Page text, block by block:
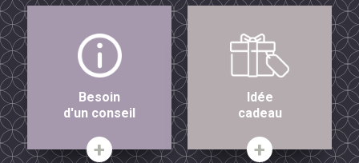
Besoin
d'un conseil
Idée
cadeau